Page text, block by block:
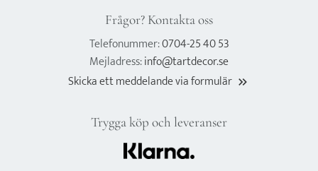
Frågor? Kontakta oss
Telefonummer:0704-25 40 53
Mejladress:info@tartdecor.se
Skicka ett meddelande via formulär keyboard_double_arrow_right
Trygga köp och leveranser